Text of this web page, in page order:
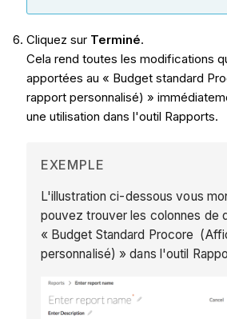
Cliquez sur Terminé.
Cela rend toutes les modifications
apportées au « Budget standard
rapport personnalisé) »
une utilisation dans l'outil Rapports.
EXEMPLE
L'illustration ci-dessous vous
pouvez trouver les colonnes de
« Budget Standard Procore
personnalisé) » dans l'outil